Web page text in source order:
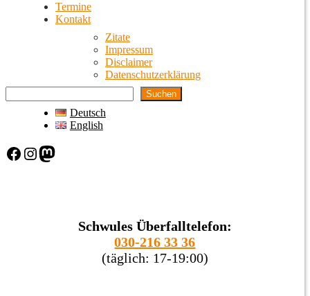
Termine
Kontakt
Zitate
Impressum
Disclaimer
Datenschutzerklärung
Suchen
Deutsch
English
Facebook Instagram Mastodon
Schwules Überfalltelefon:
030-216 33 36
(täglich: 17-19:00)